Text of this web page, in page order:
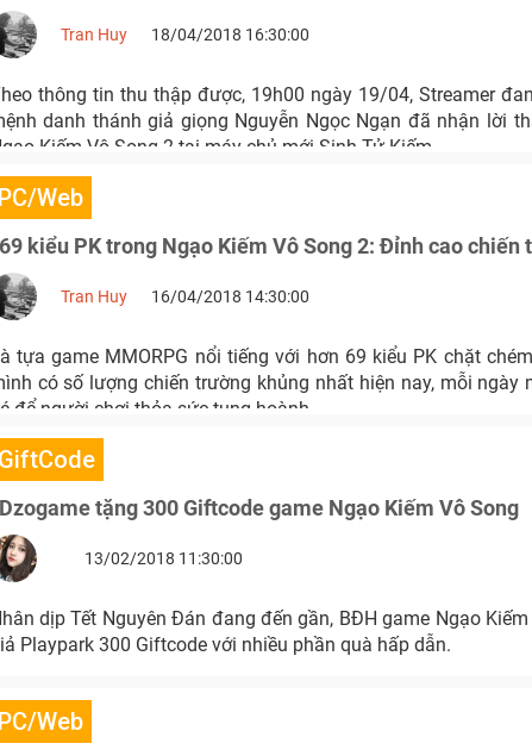
Tran Huy 18/04/2018 16:30:00
thông tin thu thập được, 19h00 ngày 19/04, Streamer
danh thánh giả giọng Nguyễn Ngọc Ngạn đã nhận lời
Kiếm Vô Song 2 tại máy chủ mới Sinh Tử Kiếm.
PC/Web
69 kiểu PK trong Ngạo Kiếm Vô Song 2: Đỉnh cao chiến
Tran Huy 16/04/2018 14:30:00
tựa game MMORPG nổi tiếng với hơn 69 kiểu PK chặt
có số lượng chiến trường khủng nhất hiện nay, mỗi ngày
để người chơi thỏa sức tung hoành.
GiftCode
Dzogame tặng 300 Giftcode game Ngạo Kiếm Vô Song
13/02/2018 11:30:00
dịp Tết Nguyên Đán đang đến gần, BĐH game Ngạo
Playpark 300 Giftcode với nhiều phần quà hấp dẫn.
PC/Web